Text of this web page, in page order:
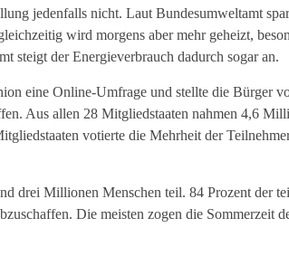
jedenfalls nicht. Laut Bundesumweltamt
wird morgens aber mehr geheizt,
steigt der Energieverbrauch dadurch sogar an.
eine Online-Umfrage und stellte die Bürger
Aus allen 28 Mitgliedstaaten nahmen 4,6
votierte die Mehrheit der
drei Millionen Menschen teil. 84 Prozent der
Die meisten zogen die Sommerzeit